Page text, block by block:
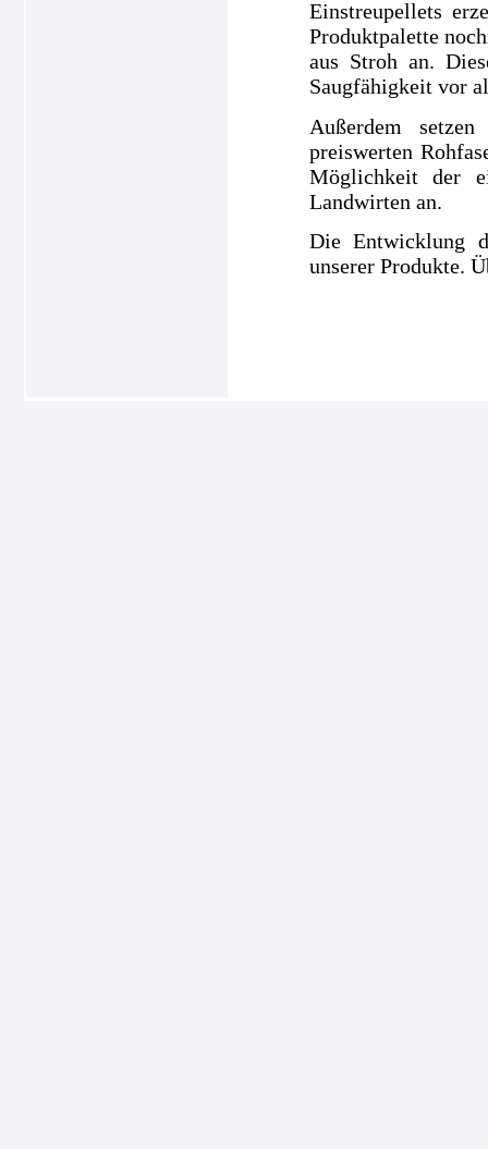
Einstreupellets
Produktpalette
aus Stroh an.
Saugfähigkeit vor
Außerdem
preiswerten
Möglichkeit der
Landwirten an.
Die Entwicklung
unserer Produkte.